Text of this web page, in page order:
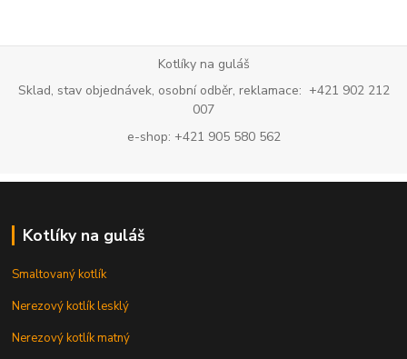
Kotlíky na guláš
Sklad, stav objednávek, osobní odběr, reklamace: +421 902 212
007
e-shop: +421 905 580 562
Kotlíky na guláš
Smaltovaný kotlík
Nerezový kotlík lesklý
Nerezový kotlík matný